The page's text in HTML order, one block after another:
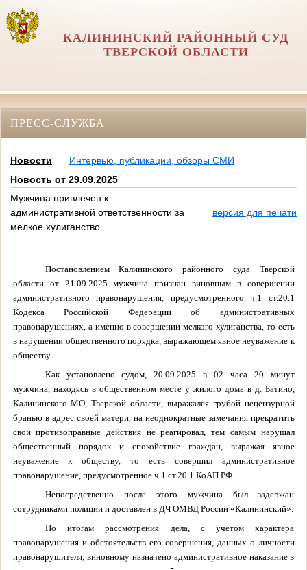
КАЛИНИНСКИЙ РАЙОННЫЙ СУД
ТВЕРСКОЙ ОБЛАСТИ
ПРЕСС-СЛУЖБА
Новости
Интервью, публикации, обзоры СМИ
Новость от 29.09.2025
Мужчина привлечен к
административной ответственности за
мелкое хулиганство
версия для печати
Постановлением Калининского районного суда Тверской
области от 21.09.2025 мужчина признан виновным в совершении
административного правонарушения, предусмотренного ч.1 ст.20.1
Кодекса Российской Федерации об административных
правонарушениях, а именно в совершении мелкого хулиганства, то есть
в нарушении общественного порядка, выражающем явное неуважение к
обществу.
Как установлено судом, 20.09.2025 в 02 часа 20 минут
мужчина, находясь в общественном месте у жилого дома в д. Батино,
Калининского МО, Тверской области, выражался грубой нецензурной
бранью в адрес своей матери, на неоднократные замечания прекратить
свои противоправные действия не реагировал, тем самым нарушал
общественный порядок и спокойствие граждан, выражая явное
неуважение к обществу, то есть совершил административное
правонарушение, предусмотренное ч.1 ст.20.1 КоАП РФ.
Непосредственно после этого мужчина был задержан
сотрудниками полиции и доставлен в ДЧ ОМВД России «Калининский».
По итогам рассмотрения дела, с учетом характера
правонарушения и обстоятельств его совершения, данных о личности
правонарушителя, виновному назначено административное наказание в